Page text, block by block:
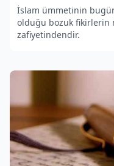
İslam ümmetinin
olduğu bozuk fikirlerin
zafiyetindendir.